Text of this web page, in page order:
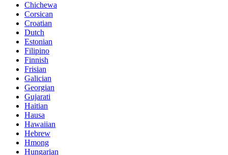
Chichewa
Corsican
Croatian
Dutch
Estonian
Filipino
Finnish
Frisian
Galician
Georgian
Gujarati
Haitian
Hausa
Hawaiian
Hebrew
Hmong
Hungarian